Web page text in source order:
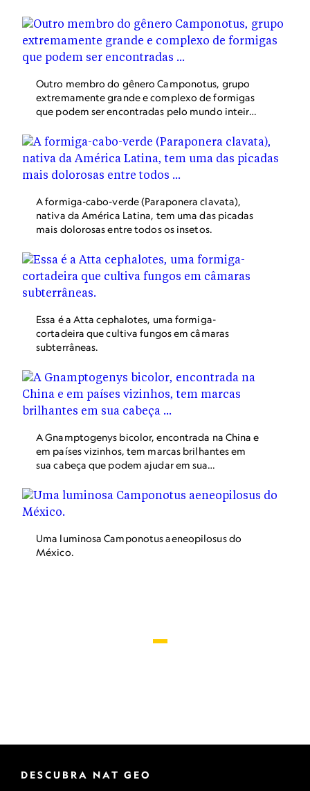
intensas e chega a ser mais forte do que o
veneno de algumas espécies de abelhas.
Outro membro do gênero Camponotus, grupo
extremamente grande e complexo de formigas
que podem ser encontradas pelo mundo inteiro
A formiga-cabo-verde (Paraponera clavata),
nativa da América Latina, tem uma das picadas
mais dolorosas entre todos os insetos.
Essa é a Atta cephalotes, uma formiga-
cortadeira que cultiva fungos em câmaras
subterrâneas.
A Gnamptogenys bicolor, encontrada na China e
em países vizinhos, tem marcas brilhantes em
sua cabeça que podem ajudar em sua
Uma luminosa Camponotus aeneopilosus do
México.
DESCUBRA NAT GEO